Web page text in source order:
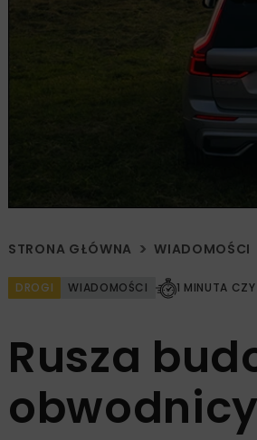
STRONA GŁÓWNA WIADOMOŚCI
DROGI WIADOMOŚCI 1 MINUTA
Rusza